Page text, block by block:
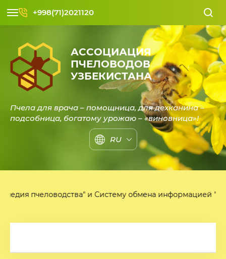
АССОЦИАЦИЯ
ПЧЕЛОВОДОВ
УЗБЕКИСТАНА
Пчела для врача – помощница, для дехканина –
подсобница, богатому урожаю – «виновница»!
RU
и Cистему обмена информацией "Arizor.uz"
+998(71)2021120